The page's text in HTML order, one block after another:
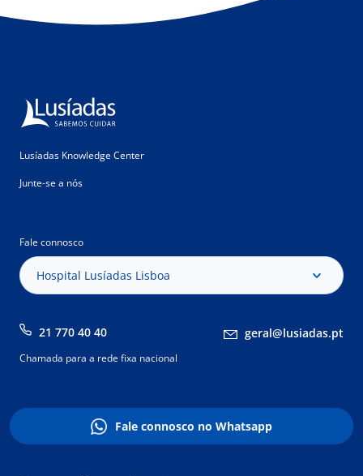
Lusíadas Knowledge Center
Junte-se a nós
Fale connosco
Hospital Lusíadas Lisboa
21 770 40 40 geral@lusiadas.pt
Chamada para a rede fixa nacional
Fale connosco no Whatsapp